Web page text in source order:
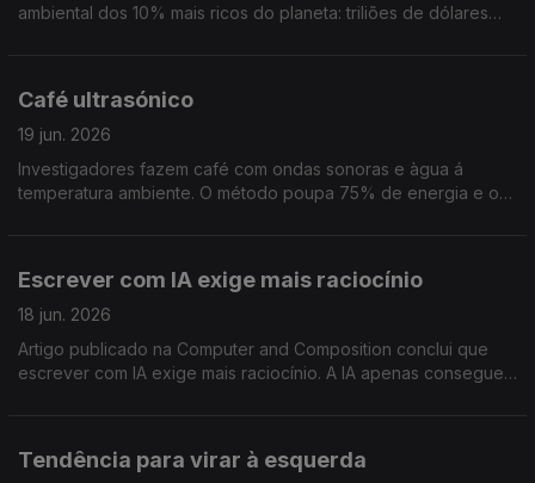
ambiental dos 10% mais ricos do planeta: triliões de dólares
Café ultrasónico
19 jun. 2026
Investigadores fazem café com ondas sonoras e àgua á
temperatura ambiente. O método poupa 75% de energia e o
Escrever com IA exige mais raciocínio
18 jun. 2026
Artigo publicado na Computer and Composition conclui que
escrever com IA exige mais raciocínio. A IA apenas consegue
Tendência para virar à esquerda